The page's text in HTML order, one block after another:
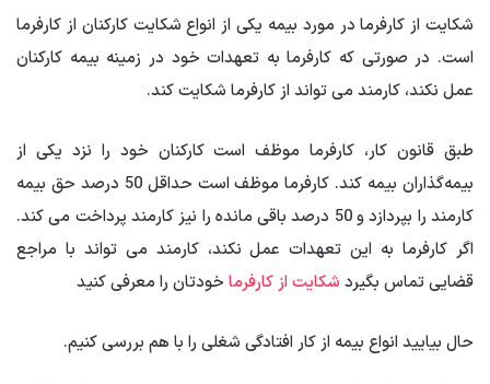
شکایت از کارفرما در مورد بیمه یکی از انواع شکایت کارکنان از کارفرما
است. در صورتی که کارفرما به تعهدات خود در زمینه بیمه کارکنان
عمل نکند، کارمند می تواند از کارفرما شکایت کند.
طبق قانون کار، کارفرما موظف است کارکنان خود را نزد یکی از
بیمه‌گذاران بیمه کند. کارفرما موظف است حداقل 50 درصد حق بیمه
کارمند را بپردازد و 50 درصد باقی مانده را نیز کارمند پرداخت می کند.
اگر کارفرما به این تعهدات عمل نکند، کارمند می تواند با مراجع
قضایی تماس بگیرد شکایت از کارفرما خودتان را معرفی کنید
حال بیایید انواع بیمه از کار افتادگی شغلی را با هم بررسی کنیم.